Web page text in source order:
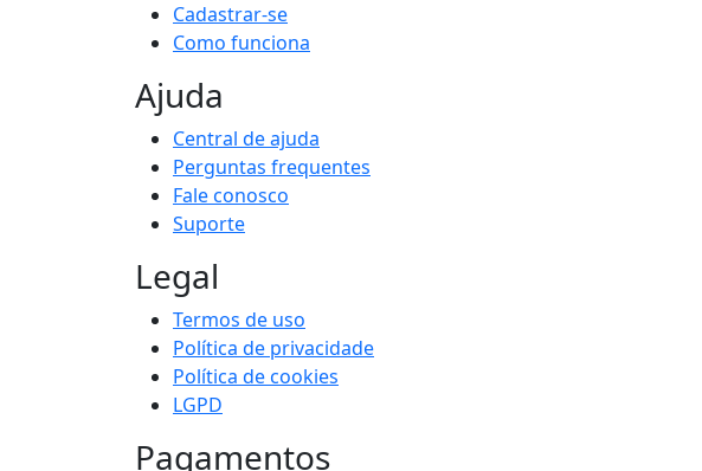
Cadastrar-se
Como funciona
Ajuda
Central de ajuda
Perguntas frequentes
Fale conosco
Suporte
Legal
Termos de uso
Política de privacidade
Política de cookies
LGPD
Pagamentos